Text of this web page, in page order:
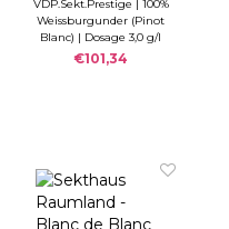
2013
VDP.Sekt.Prestige | 100%
Weissburgunder (Pinot
Blanc) | Dosage 3,0 g/l
Säure 7,1 g/l
€101,34